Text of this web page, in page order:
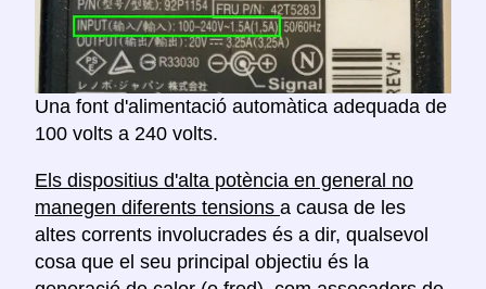
Una font d'alimentació automàtica adequada de
100 volts a 240 volts.
Els dispositius d'alta potència en general no
manegen diferents tensions a causa de les
altes corrents involucrades és a dir, qualsevol
cosa que el seu principal objectiu és la